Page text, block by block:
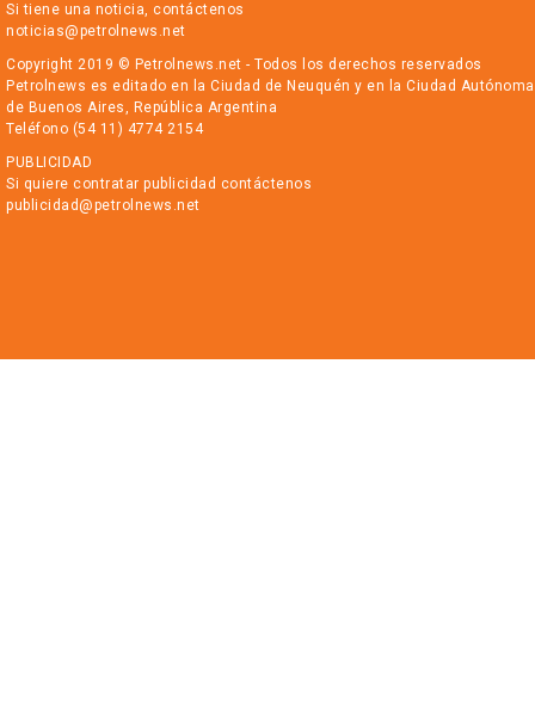
Si tiene una noticia, contáctenos
noticias@petrolnews.net
Copyright 2019 © Petrolnews.net - Todos los derechos reservados
Petrolnews es editado en la Ciudad de Neuquén y en la Ciudad Autónoma
de Buenos Aires, República Argentina
Teléfono (54 11) 4774 2154
PUBLICIDAD
Si quiere contratar publicidad contáctenos
publicidad@petrolnews.net